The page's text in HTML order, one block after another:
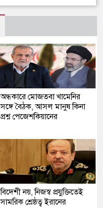
অন্ধকারে মোজতবা খামেনির
সঙ্গে বৈঠক, আসল মানুষ কিনা
প্রশ্ন পেজেশকিয়ানের
বিদেশী নয়, নিজস্ব প্রযুক্তিতেই
সামরিক শ্রেষ্ঠত্ব ইরানের